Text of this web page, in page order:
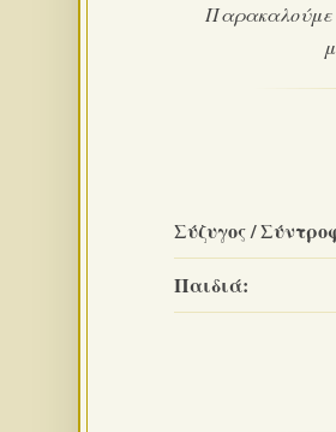
Παρακαλούμε
Σύζυγος /
Παιδιά: